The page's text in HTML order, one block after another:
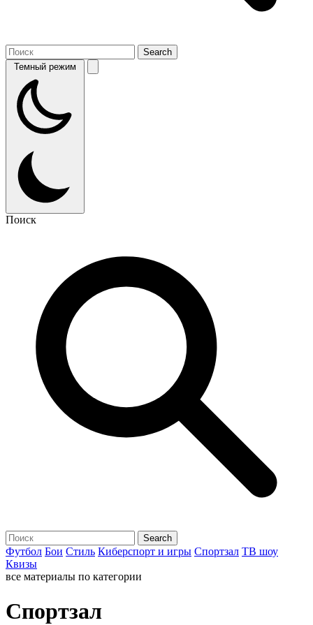
Темный режим
Поиск
Футбол Бои Стиль Киберспорт и игры Спортзал ТВ шоу
Квизы
все материалы по категории
Спортзал